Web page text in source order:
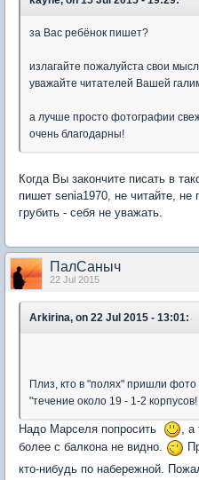
за Вас ребёнок пишет?
излагайте пожалуйста свои
уважайте читателей Вашей
а лучше просто фотографии
очень благодарны!
Когда Вы закончите писать в
пишет senia1970, не читайте, не
грубить - себя не уважать.
ПалСаныч
22 Jul 2015
Arkirina, on 22 Jul 2015 - 13:01:
Плиз, кто в "полях" пришли
"течение около 19 - 1-2 корпусов!
Надо Марселя попросить
,
более с балкона не видно.
кто-нибудь по набережной.